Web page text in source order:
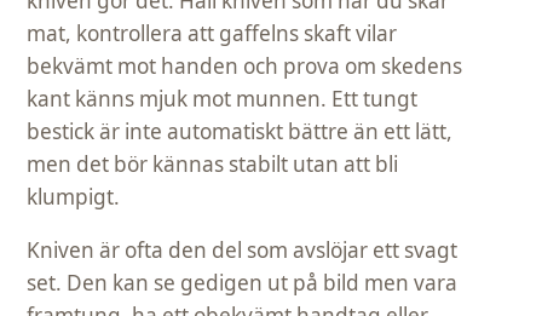
mat, kontrollera att gaffelns skaft vilar
bekvämt mot handen och prova om skedens
kant känns mjuk mot munnen. Ett tungt
bestick är inte automatiskt bättre än ett lätt,
men det bör kännas stabilt utan att bli
klumpigt.
Kniven är ofta den del som avslöjar ett svagt
set. Den kan se gedigen ut på bild men vara